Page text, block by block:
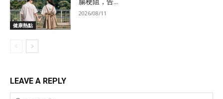
健康熱點
2026/08/11
LEAVE A REPLY